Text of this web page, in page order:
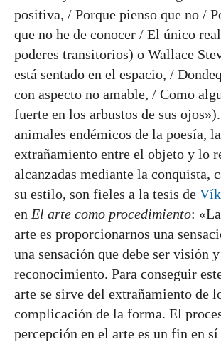
positiva, / Porque pienso que no /
que no he de conocer / El único
poderes transitorios) o Wallace
está sentado en el espacio, /
con aspecto no amable, / Como
fuerte en los arbustos de sus
animales endémicos de la poesía,
extrañamiento entre el objeto y lo
alcanzadas mediante la conquista,
su estilo, son fieles a la tesis de
en El arte como procedimiento:
arte es proporcionarnos una
una sensación que debe ser visión
reconocimiento. Para conseguir
arte se sirve del extrañamiento de
complicación de la forma. El
percepción en el arte es un fin en